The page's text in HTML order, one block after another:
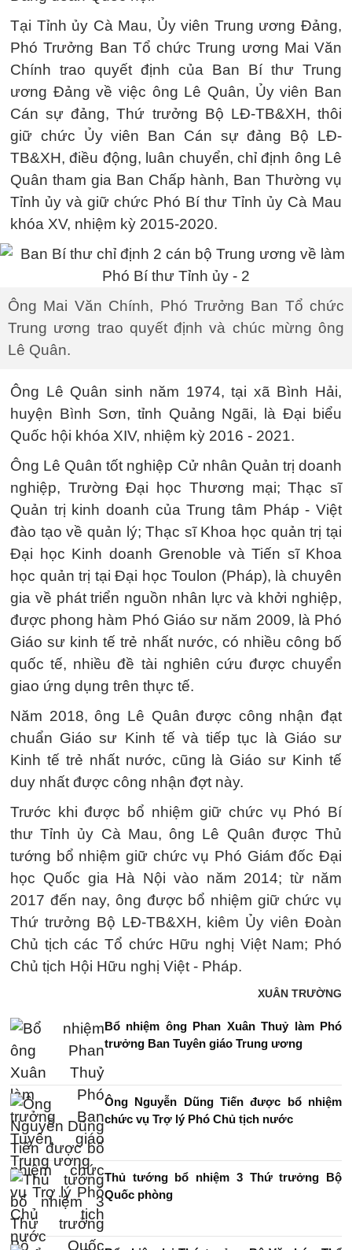
Tại Tỉnh ủy Cà Mau, Ủy viên Trung ương Đảng,
Phó Trưởng Ban Tổ chức Trung ương Mai Văn
Chính trao quyết định của Ban Bí thư Trung
ương Đảng về việc ông Lê Quân, Ủy viên Ban
Cán sự đảng, Thứ trưởng Bộ LĐ-TB&XH, thôi
giữ chức Ủy viên Ban Cán sự đảng Bộ LĐ-
TB&XH, điều động, luân chuyển, chỉ định ông Lê
Quân tham gia Ban Chấp hành, Ban Thường vụ
Tỉnh ủy và giữ chức Phó Bí thư Tỉnh ủy Cà Mau
khóa XV, nhiệm kỳ 2015-2020.
Ông Mai Văn Chính, Phó Trưởng Ban Tổ chức
Trung ương trao quyết định và chúc mừng ông
Lê Quân.
Ông Lê Quân sinh năm 1974, tại xã Bình Hải,
huyện Bình Sơn, tỉnh Quảng Ngãi, là Đại biểu
Quốc hội khóa XIV, nhiệm kỳ 2016 - 2021.
Ông Lê Quân tốt nghiệp Cử nhân Quản trị doanh
nghiệp, Trường Đại học Thương mại; Thạc sĩ
Quản trị kinh doanh của Trung tâm Pháp - Việt
đào tạo về quản lý; Thạc sĩ Khoa học quản trị tại
Đại học Kinh doanh Grenoble và Tiến sĩ Khoa
học quản trị tại Đại học Toulon (Pháp), là chuyên
gia về phát triển nguồn nhân lực và khởi nghiệp,
được phong hàm Phó Giáo sư năm 2009, là Phó
Giáo sư kinh tế trẻ nhất nước, có nhiều công bố
quốc tế, nhiều đề tài nghiên cứu được chuyển
giao ứng dụng trên thực tế.
Năm 2018, ông Lê Quân được công nhận đạt
chuẩn Giáo sư Kinh tế và tiếp tục là Giáo sư
Kinh tế trẻ nhất nước, cũng là Giáo sư Kinh tế
duy nhất được công nhận đợt này.
Trước khi được bổ nhiệm giữ chức vụ Phó Bí
thư Tỉnh ủy Cà Mau, ông Lê Quân được Thủ
tướng bổ nhiệm giữ chức vụ Phó Giám đốc Đại
học Quốc gia Hà Nội vào năm 2014; từ năm
2017 đến nay, ông được bổ nhiệm giữ chức vụ
Thứ trưởng Bộ LĐ-TB&XH, kiêm Ủy viên Đoàn
Chủ tịch các Tổ chức Hữu nghị Việt Nam; Phó
Chủ tịch Hội Hữu nghị Việt - Pháp.
XUÂN TRƯỜNG
Bổ nhiệm ông Phan Xuân Thuỷ làm Phó
trưởng Ban Tuyên giáo Trung ương
Ông Nguyễn Dũng Tiến được bổ nhiệm
chức vụ Trợ lý Phó Chủ tịch nước
Thủ tướng bổ nhiệm 3 Thứ trưởng Bộ
Quốc phòng